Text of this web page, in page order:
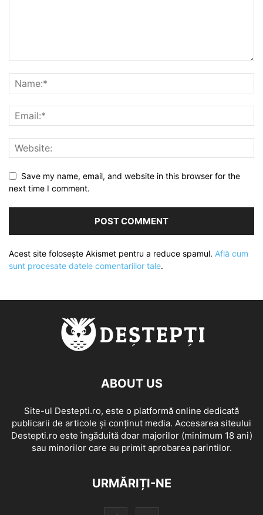
Save my name, email, and website in this browser for the
next time I comment.
Acest site folosește Akismet pentru a reduce spamul. Află cum
sunt procesate datele comentariilor tale.
ABOUT US
Site-ul Destepti.ro, este o platformă online dedicată
publicarii de articole și conținut media. Accesarea siteului
Destepti.ro este îngăduită doar majorilor (minimum 18 ani)
sau minorilor care au primit aprobarea parintilor.
URMĂRIȚI-NE